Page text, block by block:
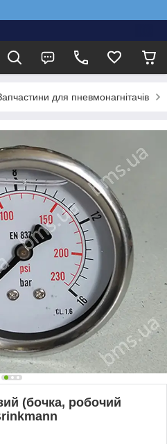
для пневмонагнітачів
(бочка, робочий